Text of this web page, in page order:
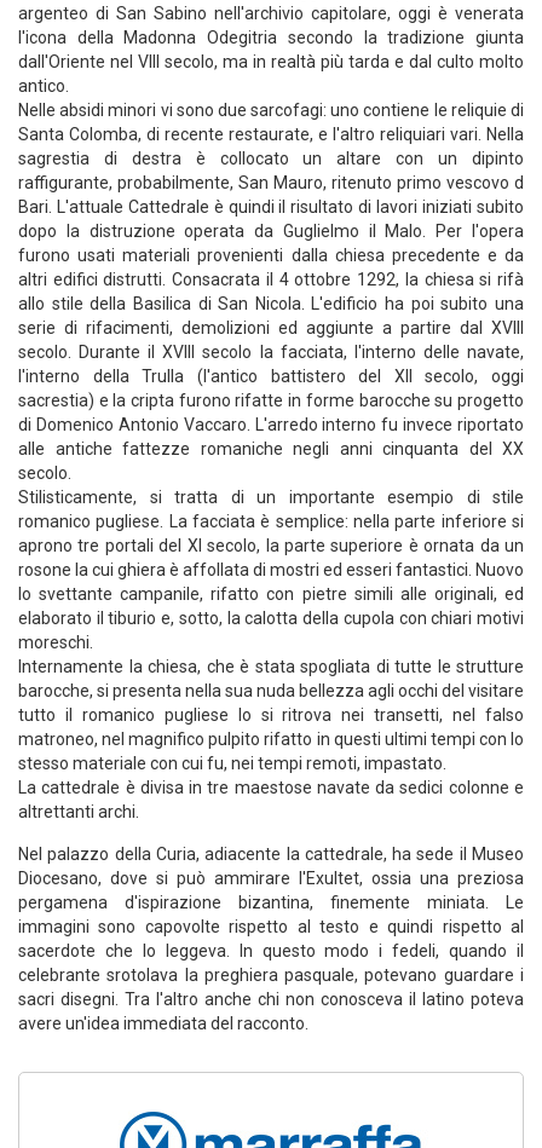
argenteo di San Sabino nell'archivio capitolare, oggi è venerata
l'icona della Madonna Odegitria secondo la tradizione giunta
dall'Oriente nel VIII secolo, ma in realtà più tarda e dal culto molto
antico.
Nelle absidi minori vi sono due sarcofagi: uno contiene le reliquie di
Santa Colomba, di recente restaurate, e l'altro reliquiari vari. Nella
sagrestia di destra è collocato un altare con un dipinto
raffigurante, probabilmente, San Mauro, ritenuto primo vescovo d
Bari. L'attuale Cattedrale è quindi il risultato di lavori iniziati subito
dopo la distruzione operata da Guglielmo il Malo. Per l'opera
furono usati materiali provenienti dalla chiesa precedente e da
altri edifici distrutti. Consacrata il 4 ottobre 1292, la chiesa si rifà
allo stile della Basilica di San Nicola. L'edificio ha poi subito una
serie di rifacimenti, demolizioni ed aggiunte a partire dal XVIII
secolo. Durante il XVIII secolo la facciata, l'interno delle navate,
l'interno della Trulla (l'antico battistero del XII secolo, oggi
sacrestia) e la cripta furono rifatte in forme barocche su progetto
di Domenico Antonio Vaccaro. L'arredo interno fu invece riportato
alle antiche fattezze romaniche negli anni cinquanta del XX
secolo.
Stilisticamente, si tratta di un importante esempio di stile
romanico pugliese. La facciata è semplice: nella parte inferiore si
aprono tre portali del XI secolo, la parte superiore è ornata da un
rosone la cui ghiera è affollata di mostri ed esseri fantastici. Nuovo
lo svettante campanile, rifatto con pietre simili alle originali, ed
elaborato il tiburio e, sotto, la calotta della cupola con chiari motivi
moreschi.
Internamente la chiesa, che è stata spogliata di tutte le strutture
barocche, si presenta nella sua nuda bellezza agli occhi del visitare
tutto il romanico pugliese lo si ritrova nei transetti, nel falso
matroneo, nel magnifico pulpito rifatto in questi ultimi tempi con lo
stesso materiale con cui fu, nei tempi remoti, impastato.
La cattedrale è divisa in tre maestose navate da sedici colonne e
altrettanti archi.
Nel palazzo della Curia, adiacente la cattedrale, ha sede il Museo
Diocesano, dove si può ammirare l'Exultet, ossia una preziosa
pergamena d'ispirazione bizantina, finemente miniata. Le
immagini sono capovolte rispetto al testo e quindi rispetto al
sacerdote che lo leggeva. In questo modo i fedeli, quando il
celebrante srotolava la preghiera pasquale, potevano guardare i
sacri disegni. Tra l'altro anche chi non conosceva il latino poteva
avere un'idea immediata del racconto.